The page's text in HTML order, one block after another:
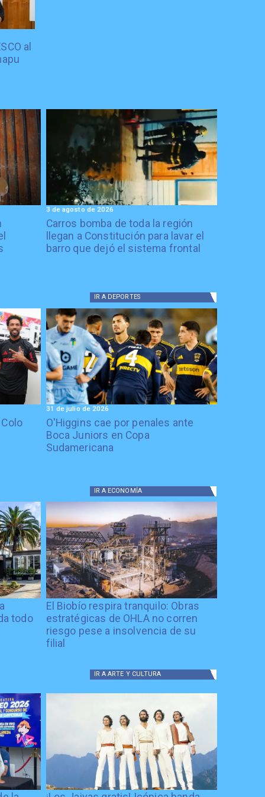
al
Carros bomba de toda la región
llegan a Constitución para lavar el
barro que dejó el sistema frontal
3 de agosto de 2026
IR A DEPORTES
O'Higgins cae por penales ante
Boca Juniors en Copa
Sudamericana
31 de julio de 2026
IR A ECONOMÍA
todo
El Biobío respira tranquilo: Obras
estratégicas de OHLA no corren
riesgo pese a insolvencia de su
filial
IR A ARTE Y CULTURA